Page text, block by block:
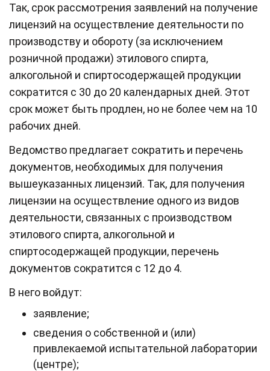
Так, срок рассмотрения заявлений на получение
лицензий на осуществление деятельности по
производству и обороту (за исключением
розничной продажи) этилового спирта,
алкогольной ‎и спиртосодержащей продукции
сократится с 30 до 20 календарных дней. Этот
срок может быть продлен, но не более чем на 10
рабочих дней.
Ведомство предлагает сократить и перечень
документов, необходимых для получения
вышеуказанных лицензий. Так, для получения
лицензии на осуществление одного из видов
деятельности, связанных с производством
этилового спирта, алкогольной и
спиртосодержащей продукции, перечень
документов сократится с 12 до 4.
В него войдут:
заявление;
сведения о собственной и (или)
привлекаемой испытательной лаборатории
(центре);